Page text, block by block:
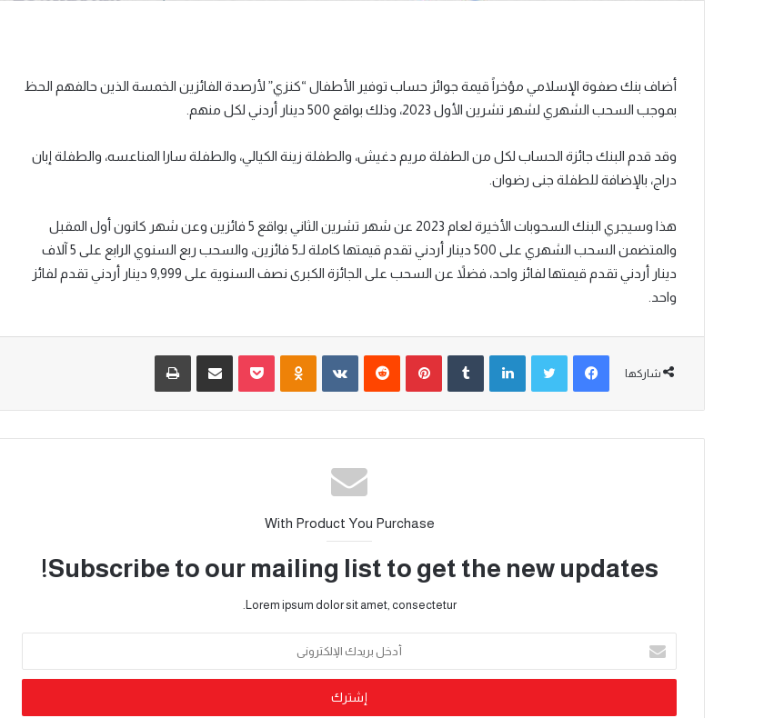
أضاف بنك صفوة الإسلامي مؤخراً قيمة جوائز حساب توفير الأطفال “كنزي” لأرصدة الفائزين الخمسة الذين حالفهم الحظ
بموجب السحب الشهري لشهر تشرين الأول 2023، وذلك بواقع 500 دينار أردني لكل منهم.
وقد قدم البنك جائزة الحساب لكل من الطفلة مريم دغيش، والطفلة زينة الكيالي، والطفلة سارا المناعسه، والطفلة إبان
دراج، بالإضافة للطفلة جنى رضوان.
هذا وسيجري البنك السحوبات الأخيرة لعام 2023 عن شهر تشرين الثاني بواقع 5 فائزين وعن شهر كانون أول المقبل
والمتضمن السحب الشهري على 500 دينار أردني تقدم قيمتها كاملة لـ5 فائزين، والسحب ربع السنوي الرابع على 5 آلاف
دينار أردني تقدم قيمتها لفائز واحد، فضلاً عن السحب على الجائزة الكبرى نصف السنوية على 9,999 دينار أردني تقدم لفائز
واحد.
شاركها
With Product You Purchase
Subscribe to our mailing list to get the new updates!
Lorem ipsum dolor sit amet, consectetur.